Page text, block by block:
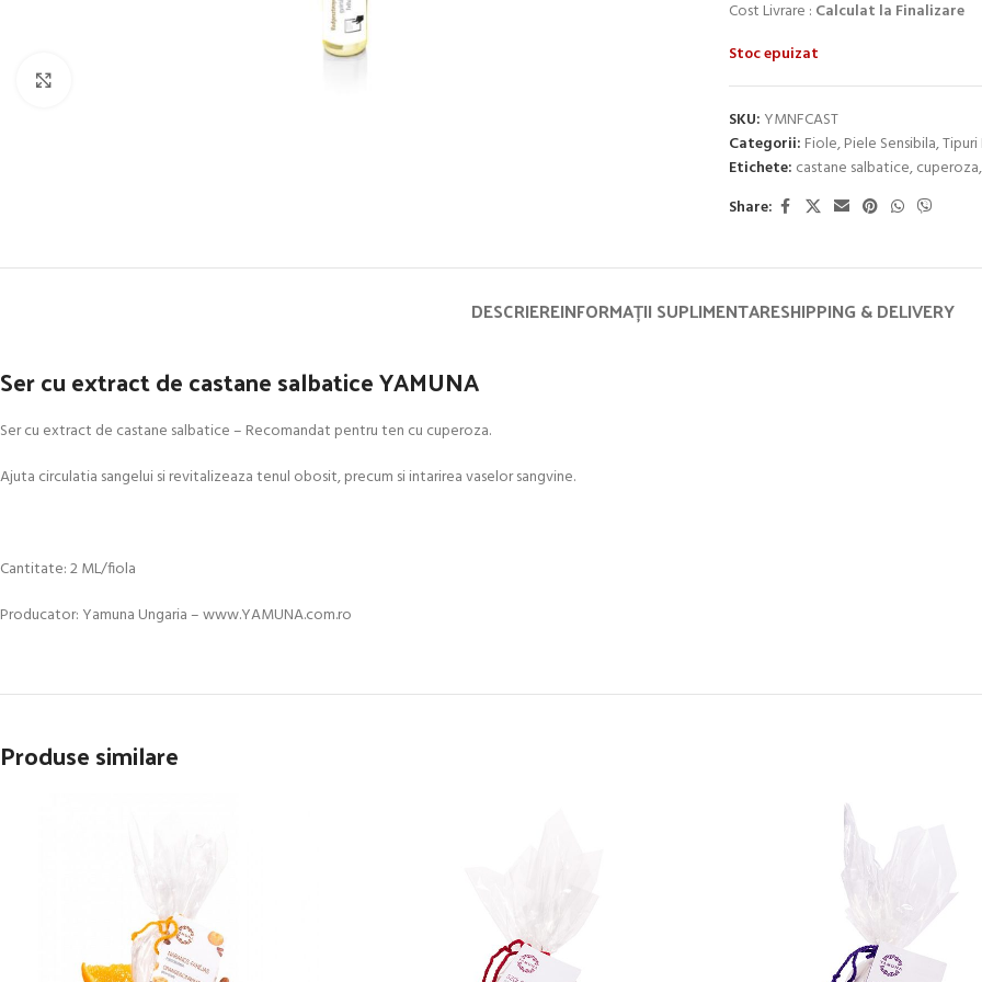
Cost Livrare : Calculat la Finalizare
Stoc epuizat
SKU: YMNFCAST
Categorii: Fiole,Piele Sensibila,
Etichete: castane salbatice,cuperoza,
Share:
DESCRIEREINFORMAȚII SUPLIMENTARESHIPPING & DELIVERY
Ser cu extract de castane salbatice YAMUNA
Ser cu extract de castane salbatice – Recomandat pentru ten cu cuperoza.
Ajuta circulatia sangelui si revitalizeaza tenul obosit, precum si intarirea vaselor sangvine.
Cantitate: 2 ML/fiola
Producator: Yamuna Ungaria – www.YAMUNA.com.ro
Produse similare